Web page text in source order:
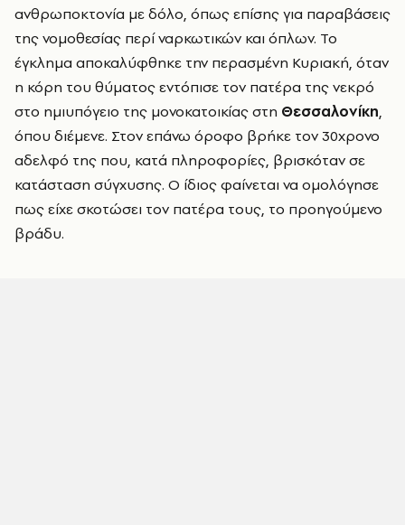
ανθρωποκτονία με δόλο, όπως επίσης για παραβάσεις
της νομοθεσίας περί ναρκωτικών και όπλων. Το
έγκλημα αποκαλύφθηκε την περασμένη Κυριακή, όταν
η κόρη του θύματος εντόπισε τον πατέρα της νεκρό
στο ημιυπόγειο της μονοκατοικίας στη Θεσσαλονίκη,
όπου διέμενε. Στον επάνω όροφο βρήκε τον 30χρονο
αδελφό της που, κατά πληροφορίες, βρισκόταν σε
κατάσταση σύγχυσης. Ο ίδιος φαίνεται να ομολόγησε
πως είχε σκοτώσει τον πατέρα τους, το προηγούμενο
βράδυ.